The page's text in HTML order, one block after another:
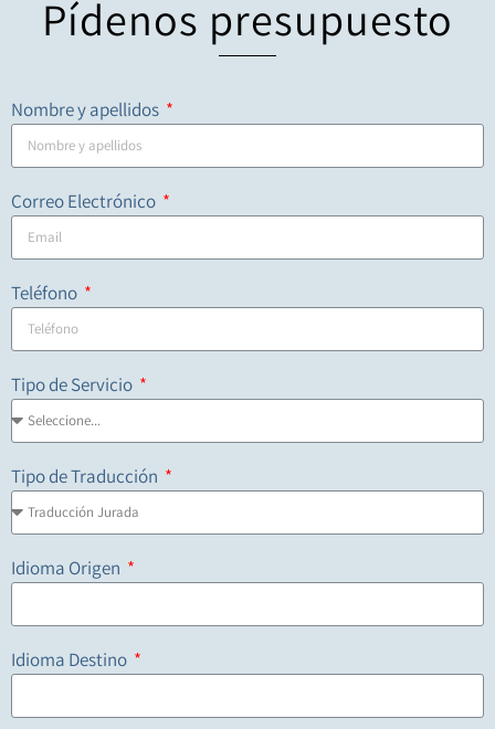
Pídenos presupuesto
Nombre y apellidos
Correo Electrónico
Teléfono
Tipo de Servicio
Tipo de Traducción
Idioma Origen
Idioma Destino